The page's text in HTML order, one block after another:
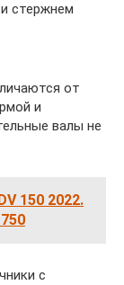
стержнем
от
и
валы не
150 2022.
с